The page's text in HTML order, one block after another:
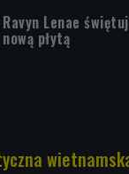
Ravyn Lenae
nową płytą